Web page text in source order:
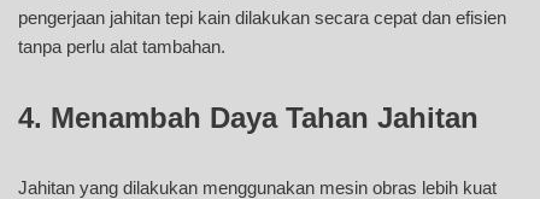
pengerjaan jahitan tepi kain dilakukan secara cepat dan efisien
tanpa perlu alat tambahan.
4. Menambah Daya Tahan Jahitan
Jahitan yang dilakukan menggunakan mesin obras lebih kuat